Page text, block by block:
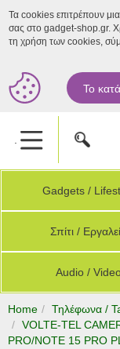
Τα cookies επιτρέπουν
σας στο gadget-shop.gr.
τη χρήση των cookies,
Το
.
Gadgets /
Σπίτι /
Audio /
Home Τηλέφωνα /
VOLTE-TEL
PRO/NOTE 15 PRO